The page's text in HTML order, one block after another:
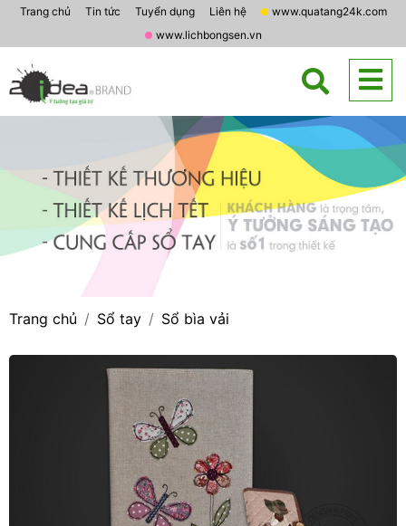
Trang chủ Tin tức Tuyển dụng Liên hệ
www.quatang24k.com
www.lichbongsen.vn
Trang chủ Sổ tay Sổ bìa vải